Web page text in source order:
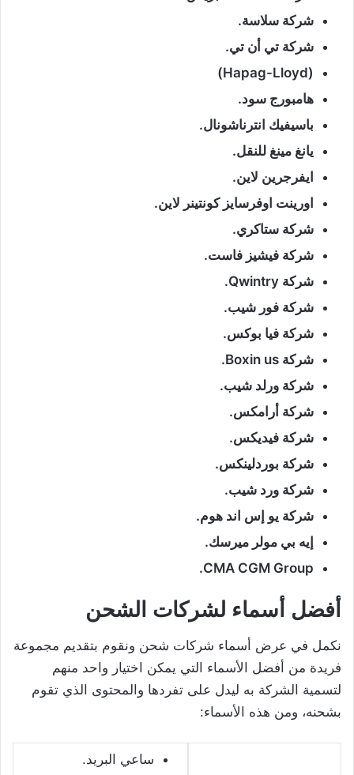
شركة سلاسة.
شركة تي أن تي.
(Hapag-Lloyd)
هامبورج سود.
باسيفيك انترناشونال.
يانغ مينغ للنقل.
ايفرجرين لاين.
اورينت اوفرسايز كونتينر لاين.
شركة ستاكري.
شركة فيشيز فاست.
شركة Qwintry.
شركة فور شيب.
شركة فيا بوكس.
شركة Boxin us.
شركة ورلد شيب.
شركة أرامكس.
شركة فيديكس.
شركة بوردلينكس.
شركة ورد شيب.
شركة يو إس اند هوم.
إيه بي مولر ميرسك.
CMA CGM Group.
أفضل أسماء لشركات الشحن
نكمل في عرض أسماء شركات شحن ونقوم بتقديم مجموعة
فريدة من أفضل الأسماء التي يمكن اختيار واحد منهم
لتسمية الشركة به ليدل على تفردها والمحتوى الذي تقوم
بشحنه، ومن هذه الأسماء:
ساعي البريد.